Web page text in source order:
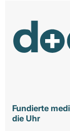
Fundierte
die Uhr